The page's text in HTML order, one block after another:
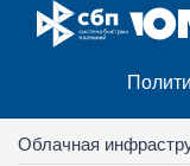
Облачная